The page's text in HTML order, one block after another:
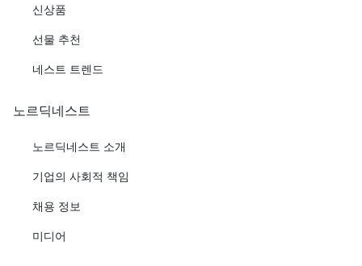
신상품
선물 추천
네스트 트렌드
노르딕네스트
노르딕네스트 소개
기업의 사회적 책임
채용 정보
미디어